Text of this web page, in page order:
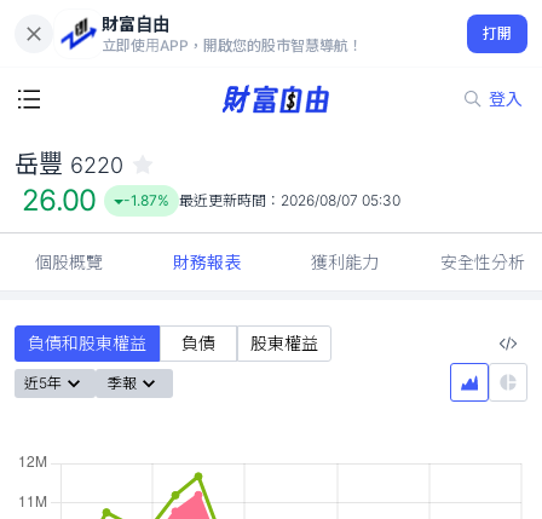
財富自由
立即使用APP，開啟您的股市智慧導航！
打開
登入
26.00
-1.87%
岳豐 6220
26.00 -1.87% 最近更新時間： 2026/08/07 05:30
個股概覽 財務報表 獲利能力 安全性分析
負債和股東權益 負債 股東權益
近5年 季報